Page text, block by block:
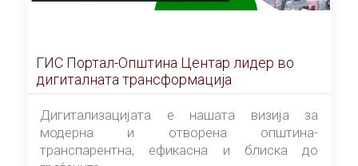
ГИС Портал-Општина Центар лидер во
дигиталната трансформација
Дигитализацијата е нашата визија за
модерна и отворена општина-
транспарентна, ефикасна и блиска до